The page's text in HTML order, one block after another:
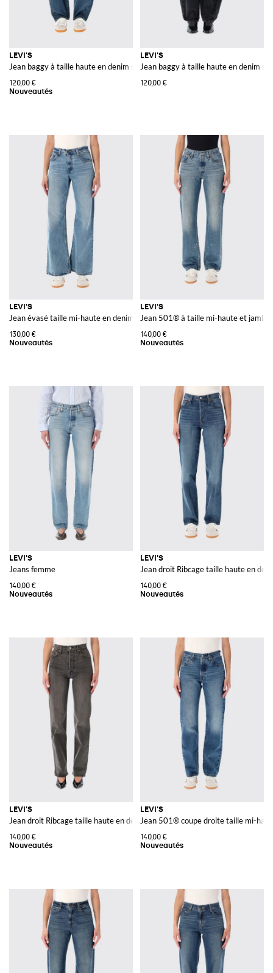
LEVI'S
Jean baggy à taille haute en denim stretch
120,00 €
LEVI'S
Jean baggy à taille haute en denim
120,00 €
LEVI'S
Jean évasé taille mi-haute en denim de coton à cinq poches
130,00 €
LEVI'S
Jean 501® à taille mi-haute et jambe
140,00 €
LEVI'S
Jeans femme
140,00 €
LEVI'S
Jean droit Ribcage taille haute en
140,00 €
LEVI'S
Jean droit Ribcage taille haute en denim stretch
140,00 €
LEVI'S
Jean 501® coupe droite taille mi-
140,00 €